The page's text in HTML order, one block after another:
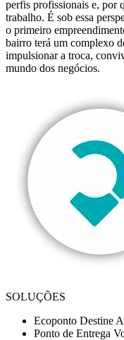
perfis profissionais e, por
trabalho. É sob essa
o primeiro
bairro terá um complexo
impulsionar a troca,
mundo dos negócios.
SOLUÇÕES
Ecoponto Destine
Ponto de Entrega